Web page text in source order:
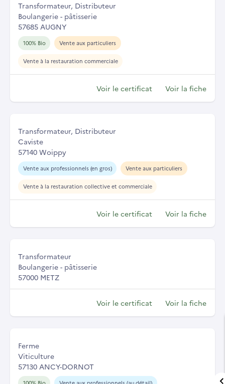
Transformateur, Distributeur
Boulangerie - pâtisserie
57685 AUGNY
100% Bio Vente aux particuliers
Vente à la restauration commerciale
Voir le certificat Voir la fiche
Transformateur, Distributeur
Caviste
57140 Woippy
Vente aux professionnels (en gros) Vente aux particuliers
Vente à la restauration collective et commerciale
Voir le certificat Voir la fiche
Transformateur
Boulangerie - pâtisserie
57000 METZ
Voir le certificat Voir la fiche
Ferme
Viticulture
57130 ANCY-DORNOT